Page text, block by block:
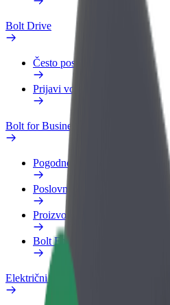
Bolt Drive
Često postavljana pitanja
Prijavi vozilo
Bolt for Business
Pogodnosti
Poslovni profil
Proizvodi
Bolt Food za poslovne korisnike
Električni bicikli